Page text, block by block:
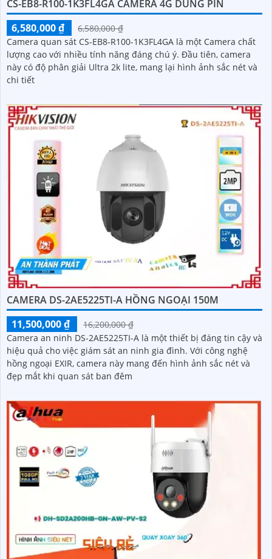
CS-EB8-R100-1K3FL4GA CAMERA 4G DÙNG PIN
6,580,000 ₫
6,580,000 ₫
Camera quan sát CS-EB8-R100-1K3FL4GA là một Camera chất
lượng cao với nhiều tính năng đáng chú ý. Đầu tiên, camera
này có độ phân giải Ultra 2k lite, mang lại hình ảnh sắc nét và
chi tiết
CAMERA DS-2AE5225TI-A HỒNG NGOẠI 150M
11,500,000 ₫
16,200,000 ₫
Camera an ninh DS-2AE5225TI-A là một thiết bị đáng tin cậy và
hiệu quả cho việc giám sát an ninh gia đình. Với công nghệ
hồng ngoại EXIR, camera này mang đến hình ảnh sắc nét và
đẹp mắt khi quan sát ban đêm